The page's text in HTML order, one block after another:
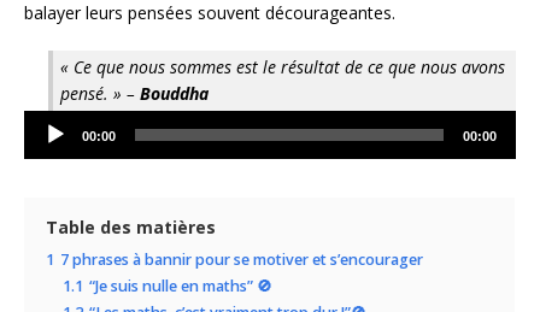
balayer leurs pensées souvent décourageantes.
« Ce que nous sommes est le résultat de ce que nous avons
pensé. » – Bouddha
Lecteur
audio
00:00 00:00
Table des matières
1 7 phrases à bannir pour se motiver et s’encourager
1.1 “Je suis nulle en maths” 🚫